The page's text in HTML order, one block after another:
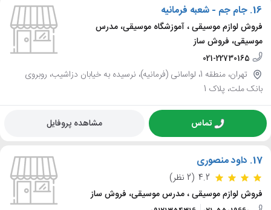
16. جام جم - شعبه فرمانیه
فروش لوازم موسیقی ، آموزشگاه موسیقی، مدرس
موسیقی، فروش ساز
021-22730165
تهران، منطقه 1، لواسانی (فرمانیه)، نرسیده به خیابان دزاشیب، روبروی
بانک ملت، پلاک 1
تماس مشاهده پروفایل
17. داود منصوری
4.2 (2 نظر)
فروش لوازم موسیقی ، مدرس موسیقی، فروش ساز